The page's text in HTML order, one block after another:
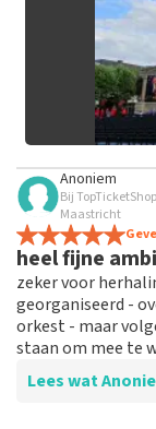
Anoniem
Bij
Maastricht
heel fijne
zeker voor
georganiseerd -
orkest - maar
staan om mee te
Lees wat